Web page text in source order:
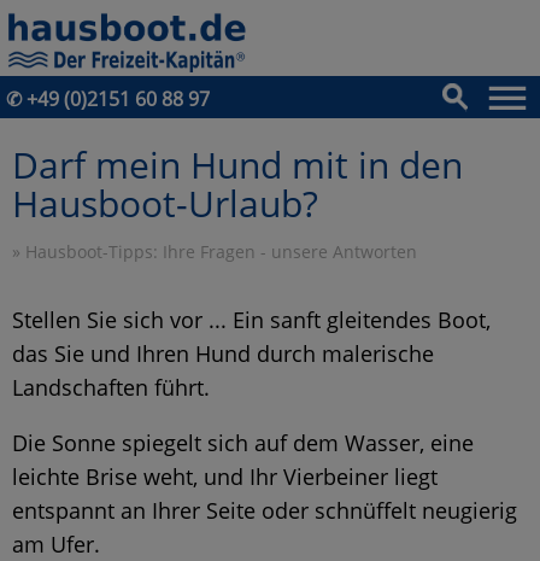
✆ +49 (0)2151 60 88 97
Darf mein Hund mit in den
Hausboot-Urlaub?
» Hausboot-Tipps: Ihre Fragen - unsere Antworten
Stellen Sie sich vor ... Ein sanft gleitendes Boot,
das Sie und Ihren Hund durch malerische
Landschaften führt.
Die Sonne spiegelt sich auf dem Wasser, eine
leichte Brise weht, und Ihr Vierbeiner liegt
entspannt an Ihrer Seite oder schnüffelt neugierig
am Ufer.